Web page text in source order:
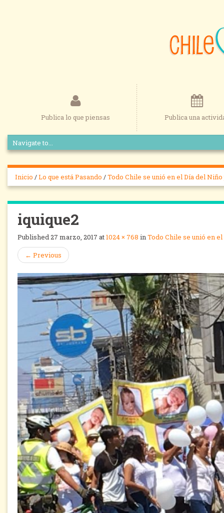
Publica lo que piensas Publica una
Inicio /Lo que está Pasando /Todo Chile se unió en el Día del
iquique2
Published27 marzo, 2017 at1024 × 768 inTodo Chile se unió en
← Previous